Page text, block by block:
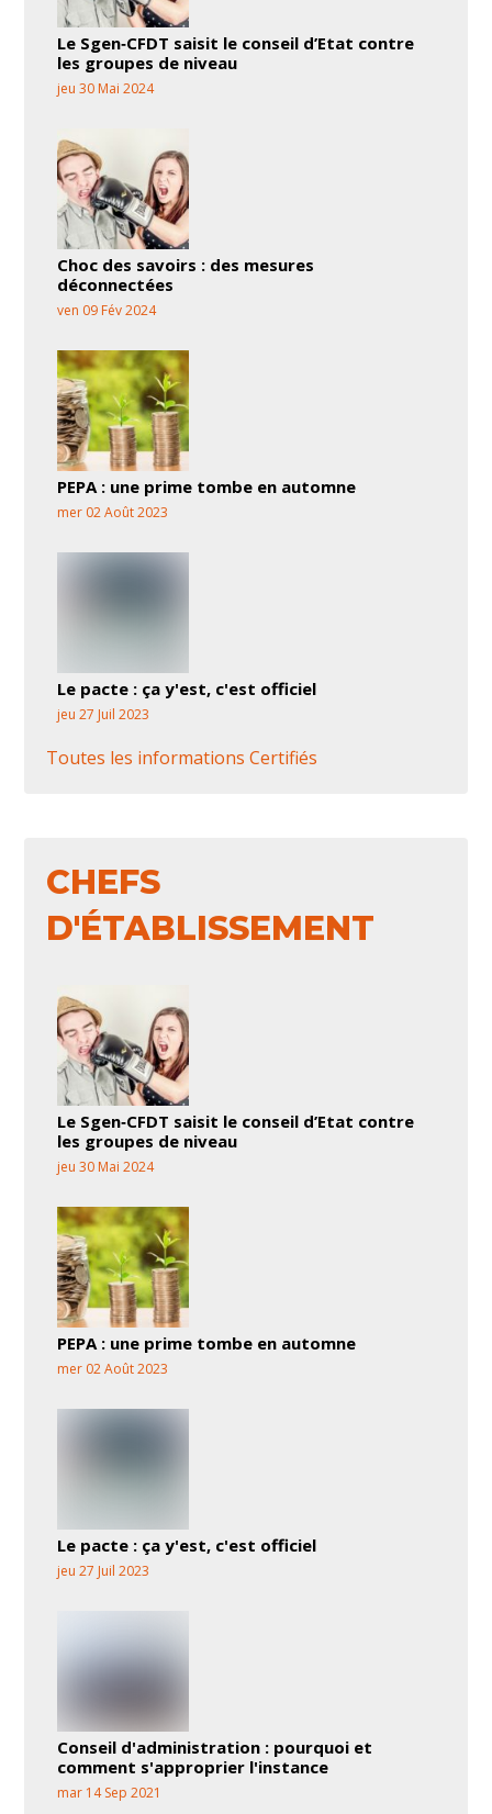
Le Sgen‑CFDT saisit le conseil d’Etat contre
les groupes de niveau
jeu 30 Mai 2024
Choc des savoirs : des mesures
déconnectées
ven 09 Fév 2024
PEPA : une prime tombe en automne
mer 02 Août 2023
Le pacte : ça y'est, c'est officiel
jeu 27 Juil 2023
Toutes les informations Certifiés
CHEFS
D'ÉTABLISSEMENT
Le Sgen‑CFDT saisit le conseil d’Etat contre
les groupes de niveau
jeu 30 Mai 2024
PEPA : une prime tombe en automne
mer 02 Août 2023
Le pacte : ça y'est, c'est officiel
jeu 27 Juil 2023
Conseil d'administration : pourquoi et
comment s'approprier l'instance
mar 14 Sep 2021